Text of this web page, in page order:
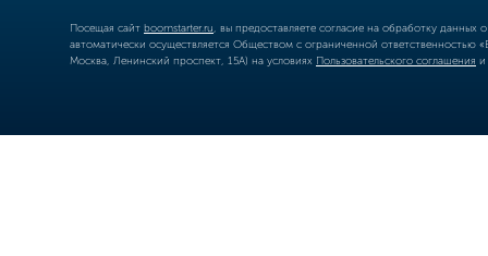
Посещая сайт boomstarter.ru , вы предоставляете согласие на обработку
автоматически осуществляется Обществом с ограниченной
Москва, Ленинский проспект, 15А) на условиях Пользовательского соглашения и